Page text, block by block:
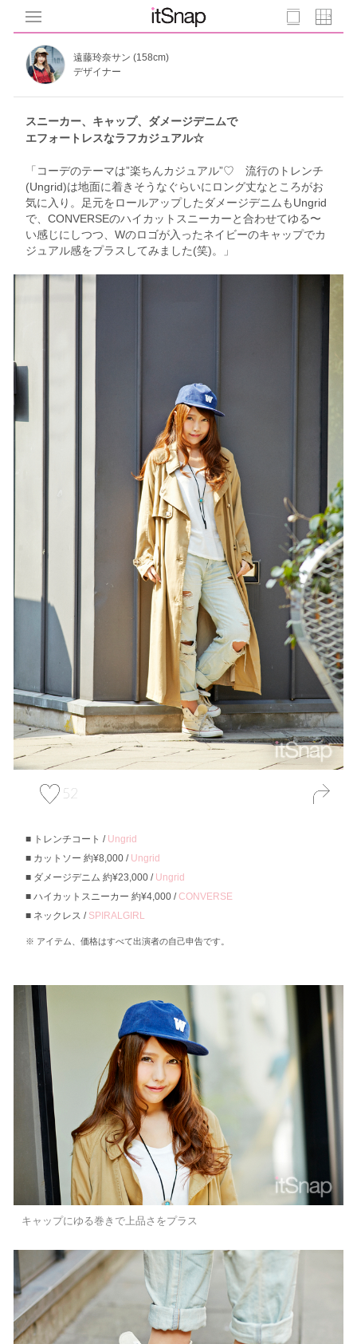
遠藤玲奈サン (158cm)
デザイナー
スニーカー、キャップ、ダメージデニムで
エフォートレスなラフカジュアル☆
「コーデのテーマは”楽ちんカジュアル”♡ 流行のトレンチ
(Ungrid)は地面に着きそうなぐらいにロング丈なところがお
気に入り。足元をロールアップしたダメージデニムもUngrid
で、CONVERSEのハイカットスニーカーと合わせてゆる〜
い感じにしつつ、Wのロゴが入ったネイビーのキャップでカ
ジュアル感をプラスしてみました(笑)。」
52
トレンチコート / Ungrid
カットソー 約¥8,000 / Ungrid
ダメージデニム 約¥23,000 / Ungrid
ハイカットスニーカー 約¥4,000 /CONVERSE
ネックレス / SPIRALGIRL
アイテム、価格はすべて出演者の自己申告です。
キャップにゆる巻きで上品さをプラス